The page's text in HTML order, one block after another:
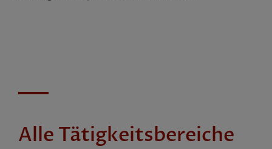
Alle Tätigkeitsbereiche